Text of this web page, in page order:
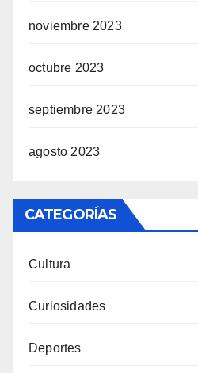
noviembre 2023
octubre 2023
septiembre 2023
agosto 2023
CATEGORÍAS
Cultura
Curiosidades
Deportes